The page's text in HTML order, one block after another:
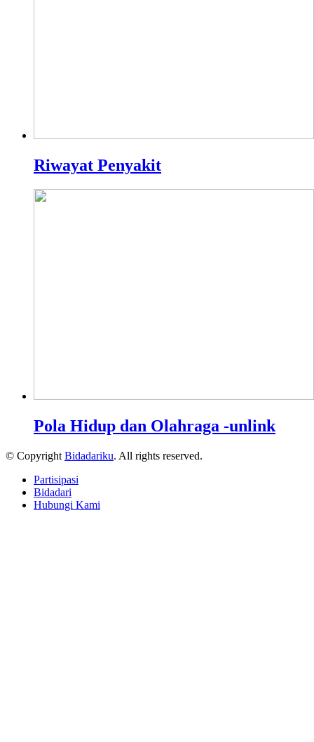
Riwayat Penyakit
Pola Hidup dan Olahraga -unlink
© Copyright Bidadariku. All rights reserved.
Partisipasi
Bidadari
Hubungi Kami